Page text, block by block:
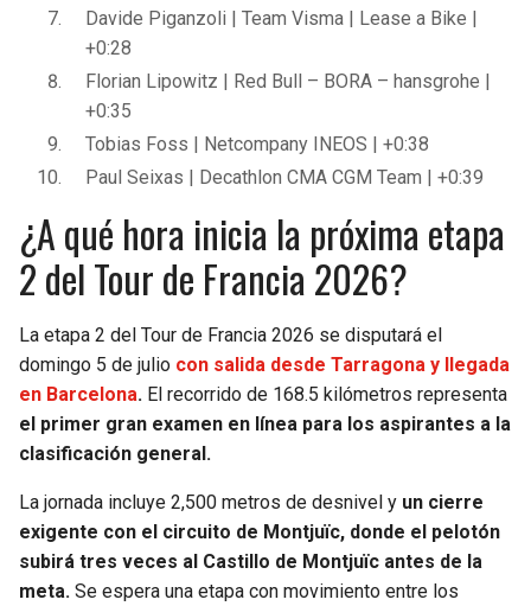
Davide Piganzoli | Team Visma | Lease a Bike |
+0:28
Florian Lipowitz | Red Bull – BORA – hansgrohe |
+0:35
Tobias Foss | Netcompany INEOS | +0:38
Paul Seixas | Decathlon CMA CGM Team | +0:39
¿A qué hora inicia la próxima etapa
2 del Tour de Francia 2026?
La etapa 2 del Tour de Francia 2026 se disputará el
domingo 5 de julio con salida desde Tarragona y llegada
en Barcelona. El recorrido de 168.5 kilómetros representa
el primer gran examen en línea para los aspirantes a la
clasificación general.
La jornada incluye 2,500 metros de desnivel y un cierre
exigente con el circuito de Montjuïc, donde el pelotón
subirá tres veces al Castillo de Montjuïc antes de la
meta. Se espera una etapa con movimiento entre los